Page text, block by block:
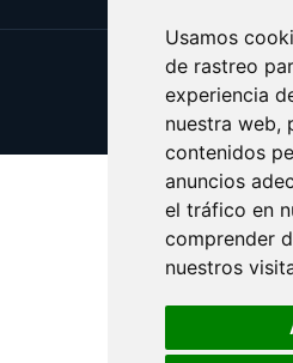
Usamos
de rastreo
experiencia
nuestra web,
contenidos
anuncios
el tráfico en
comprender
nuestros
Update
Copyright ©